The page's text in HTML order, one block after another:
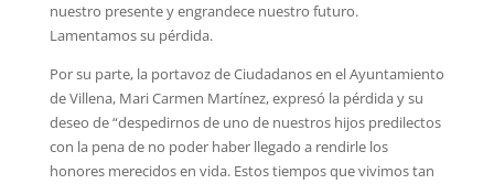
nuestro presente y engrandece nuestro futuro.
Lamentamos su pérdida.
Por su parte, la portavoz de Ciudadanos en el Ayuntamiento
de Villena, Mari Carmen Martínez, expresó la pérdida y su
deseo de “despedirnos de uno de nuestros hijos predilectos
con la pena de no poder haber llegado a rendirle los
honores merecidos en vida. Estos tiempos que vivimos tan